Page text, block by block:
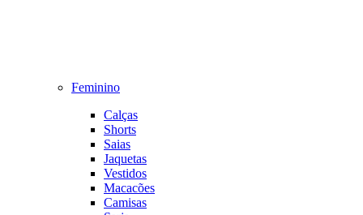
Feminino
Calças
Shorts
Saias
Jaquetas
Vestidos
Macacões
Camisas